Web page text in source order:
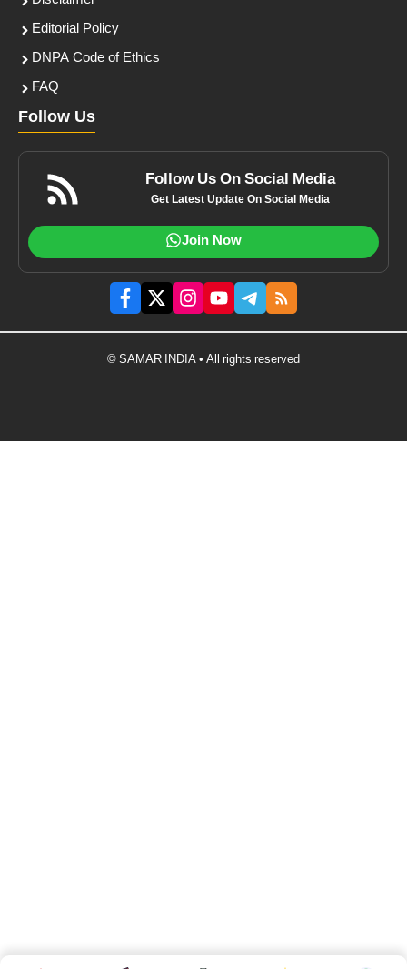
Editorial Policy
DNPA Code of Ethics
FAQ
Follow Us
Follow Us On Social Media
Get Latest Update On Social Media
Join Now
© SAMAR INDIA • All rights reserved